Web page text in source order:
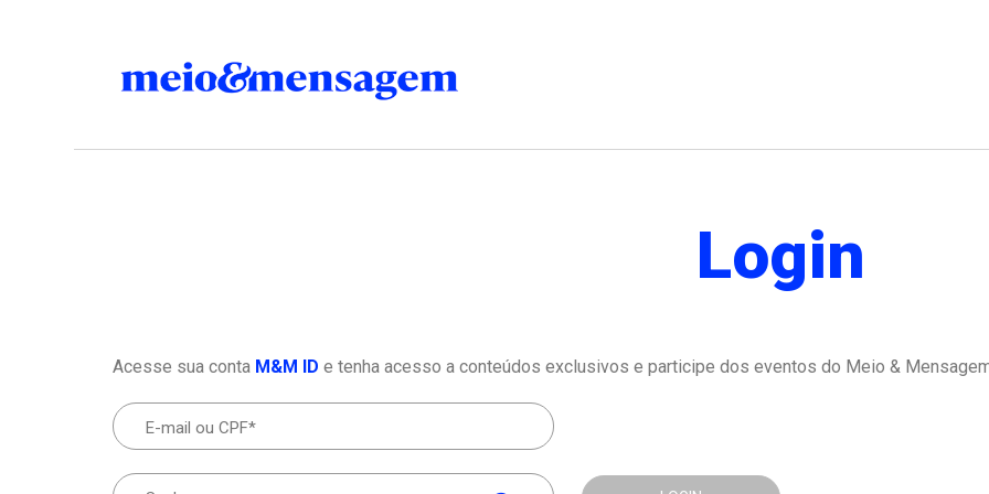
Login
Acesse sua conta M&M ID e tenha acesso a conteúdos exclusivos e participe dos eventos do Meio &